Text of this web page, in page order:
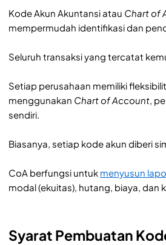
Kode Akun Akuntansi atau Chart of
mempermudah identifikasi dan
Seluruh transaksi yang tercatat
Setiap perusahaan memiliki
menggunakan Chart of Account,
sendiri.
Biasanya, setiap kode akun diberi
CoA berfungsi untuk menyusun
modal (ekuitas), hutang, biaya, dan
Syarat Pembuatan